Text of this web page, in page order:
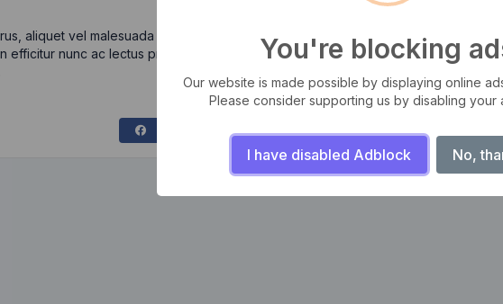
aliquet vel malesuada egestas, iaculis ut odio. Sed posuere cursus fermentum.
efficitur nunc ac lectus pretium, ut semper odio mattis. Aliquam sit amet sapien
You're blocking
Our website is made possible by displaying online
Please consider supporting us by disabling your
I have disabled Adblock No,